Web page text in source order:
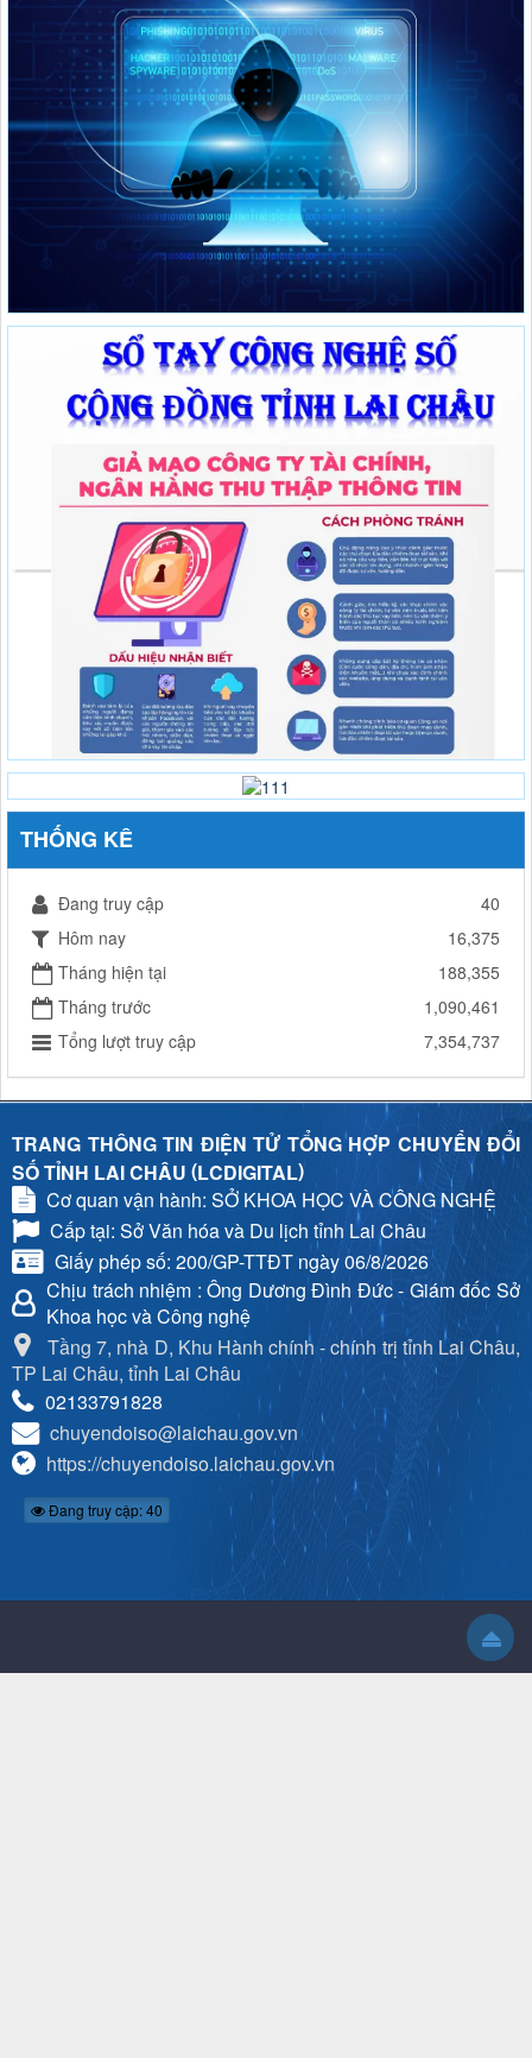
THỐNG KÊ
Đang truy cập
40
Hôm nay
16,375
Tháng hiện tại
188,355
Tháng trước
1,090,461
Tổng lượt truy cập
7,354,737
TRANG THÔNG TIN ĐIỆN TỬ TỔNG HỢP CHUYỂN ĐỔI
SỐ TỈNH LAI CHÂU (LCDIGITAL)
Cơ quan vận hành: SỞ KHOA HỌC VÀ CÔNG NGHỆ
Cấp tại: Sở Văn hóa và Du lịch tỉnh Lai Châu
Giấy phép số: 200/GP-TTĐT ngày 06/8/2026
Chịu trách nhiệm : Ông Dương Đình Đức - Giám đốc Sở
Khoa học và Công nghệ
Tầng 7, nhà D, Khu Hành chính - chính trị tỉnh Lai Châu,
TP Lai Châu, tỉnh Lai Châu
02133791828
chuyendoiso@laichau.gov.vn
https://chuyendoiso.laichau.gov.vn
Đang truy cập: 40